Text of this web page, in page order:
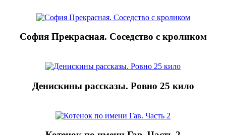
София Прекрасная. Соседство с кроликом
Денискины рассказы. Ровно 25 кило